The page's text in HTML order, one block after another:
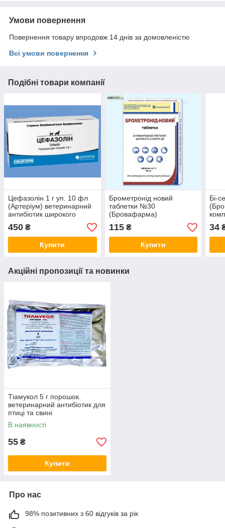
Умови повернення
Повернення товару впродовж 14 днів за домовленістю
Всі умови повернення
Подібні товари компанії
Цефазолін 1 г уп. 10 фл
(Артеріум) ветеринарний
антибіотик широкого
спектра дії для собак і
котів
450 ₴
Купити
Брометронід новий
таблетки №30
(Бровафарма)
антибактеріальний
ветеринарний препарат
115₴
Купити
Бі-
34
Акційні пропозиції та новинки
Тіамукол 5 г порошок.
ветеринарний антибіотик для
птиці та свині
В наявності
55 ₴
Купити
Про нас
98% позитивних з 60 відгуків за рік